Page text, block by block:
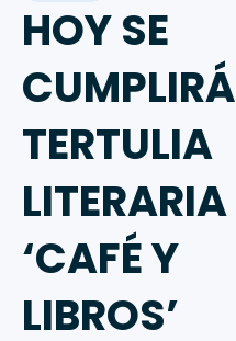
HOY SE
CUMPLIRÁ
TERTULIA
LITERARIA
‘CAFÉ Y
LIBROS’